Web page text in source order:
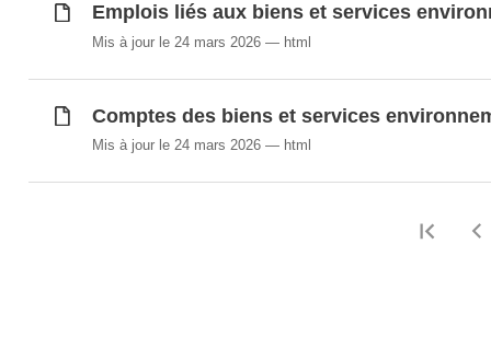
Emplois liés aux biens et services
Mis à jour le 24 mars 2026 html
Comptes des biens et services
Mis à jour le 24 mars 2026 html